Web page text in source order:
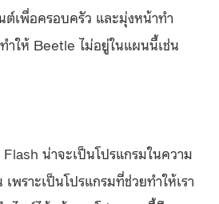
เพื่อครอบครัว และมุ่งหน้าทำ
ำให้ Beetle ไม่อยู่ในแผนนี้เช่น
Flash น่าจะเป็นโปรแกรมในความ
พราะเป็นโปรแกรมที่ช่วยทำให้เรา